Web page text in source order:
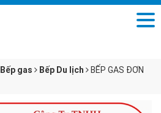
Bếp gas Bếp Du lịch
BẾP GAS ĐƠN